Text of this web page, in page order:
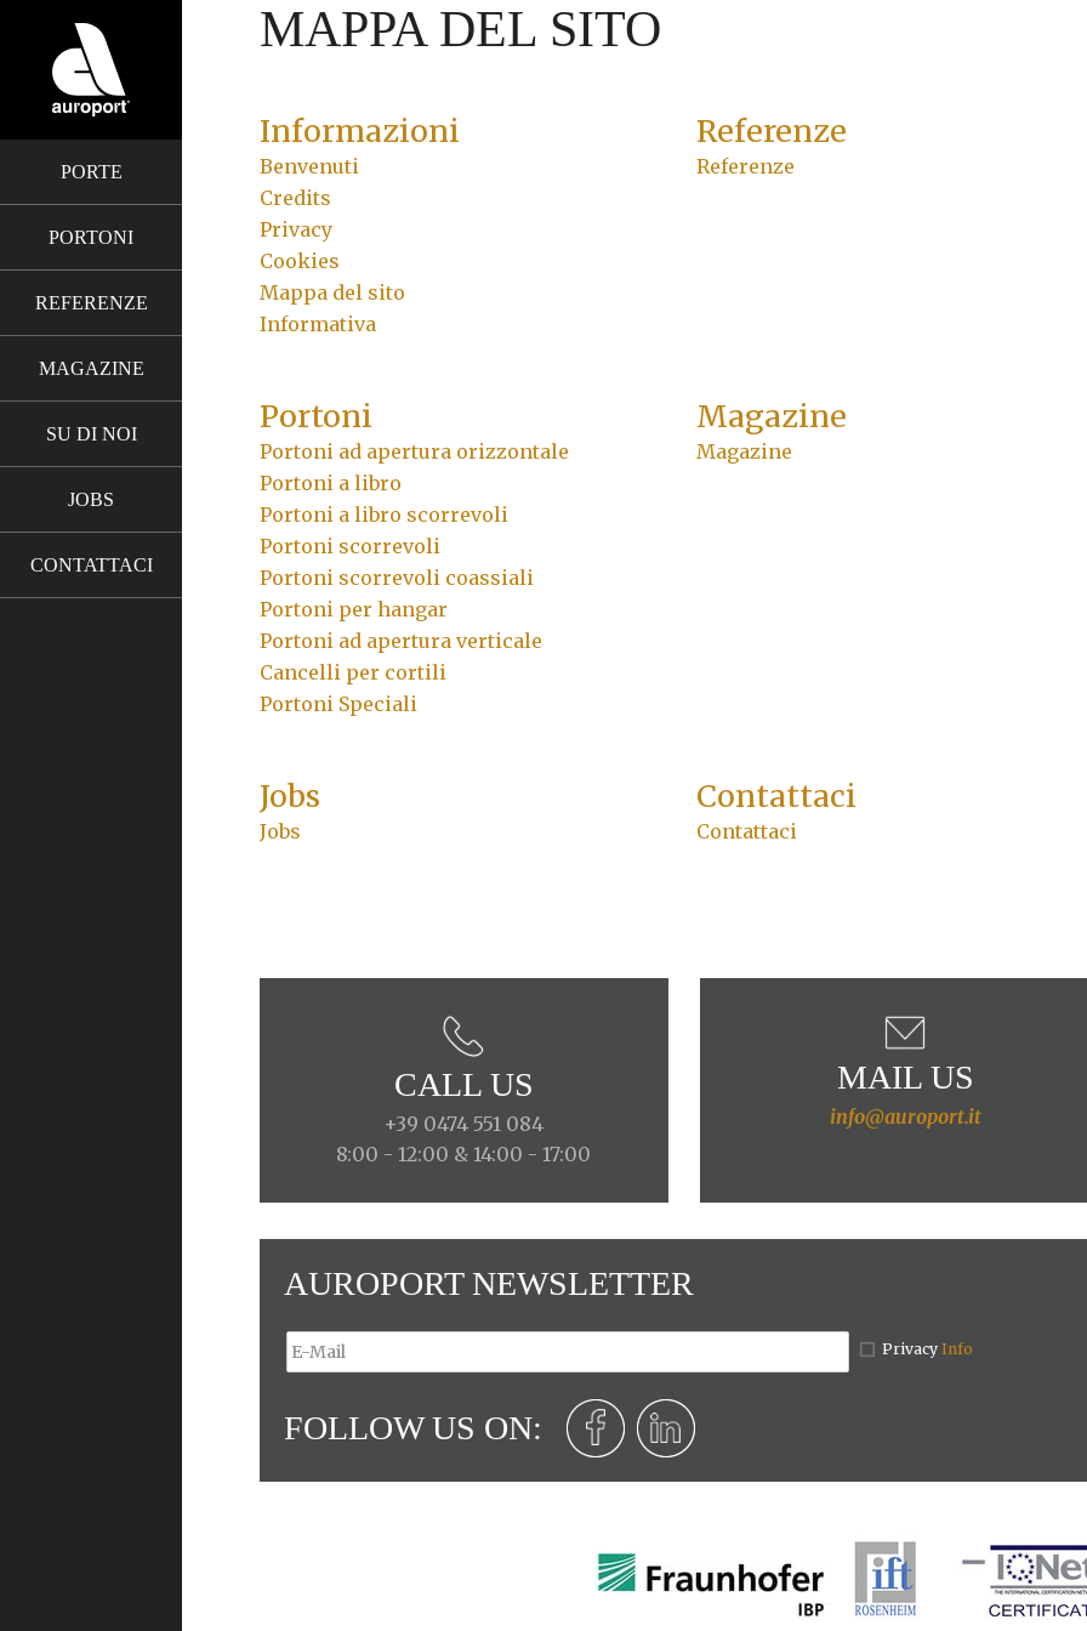
PORTE
PORTONI
REFERENZE
MAGAZINE
SU DI NOI
JOBS
CONTATTACI
MAPPA DEL SITO
Informazioni
Benvenuti
Credits
Privacy
Cookies
Mappa del sito
Informativa
Referenze
Referenze
Portoni
Portoni ad apertura orizzontale
Portoni a libro
Portoni a libro scorrevoli
Portoni scorrevoli
Portoni scorrevoli coassiali
Portoni per hangar
Portoni ad apertura verticale
Cancelli per cortili
Portoni Speciali
Magazine
Magazine
Jobs
Jobs
Contattaci
Contattaci
CALL US
+39 0474 551 084
8:00 - 12:00 & 14:00 - 17:00
MAIL US
info@auroport.it
AUROPORT NEWSLETTER
Privacy Info
FOLLOW US ON: